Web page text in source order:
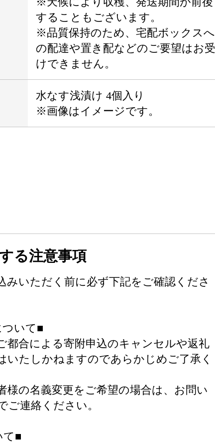
することもございます。
※品質保持のため、宅配ボックスへ
の配達や置き配などのご要望はお受
けできません。
水なす浅漬け 4個入り
※画像はイメージです。
る注意事項
いただく前に必ず下記をご確認くださ
ついて■
都合による寄附申込のキャンセルや返礼
いたしかねますのであらかじめご了承く
様の名義変更をご希望の場合は、お問い
ご連絡ください。
て■